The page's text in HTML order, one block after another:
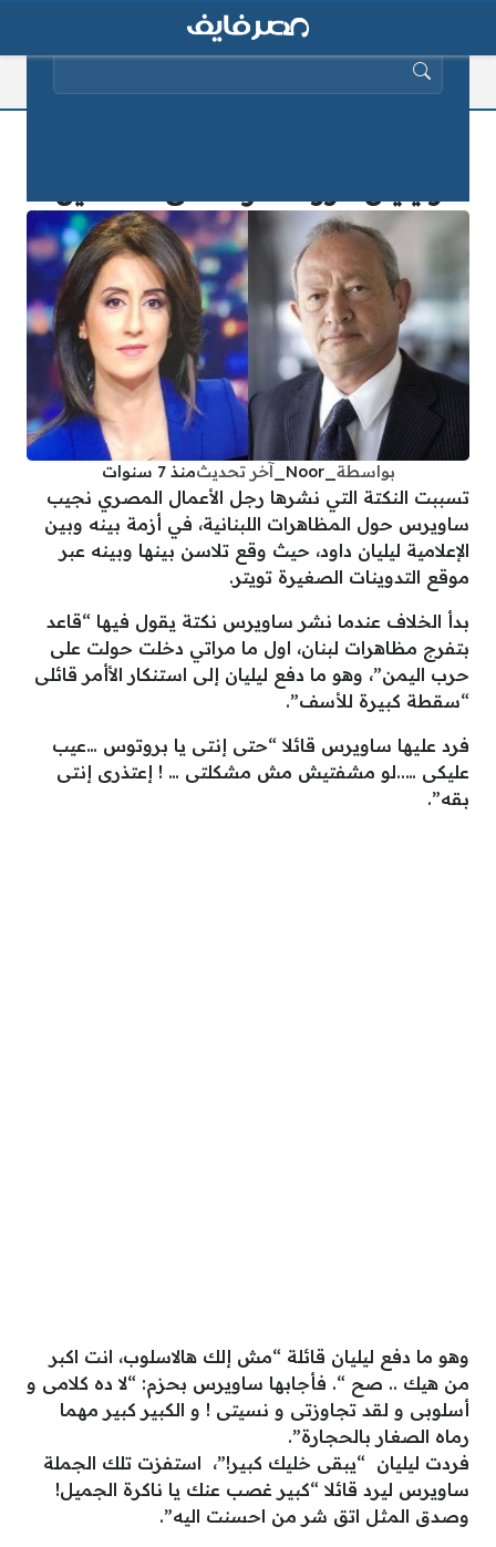
بواسطة _Noor_ آخر تحديثمنذ 7 سنوات
تسببت النكتة التي نشرها رجل الأعمال المصري نجيب
ساويرس حول المظاهرات اللبنانية، في أزمة بينه وبين
الإعلامية ليليان داود، حيث وقع تلاسن بينها وبينه عبر
موقع التدوينات الصغيرة تويتر.
بدأ الخلاف عندما نشر ساويرس نكتة يقول فيها “قاعد
بتفرج مظاهرات لبنان، اول ما مراتي دخلت حولت على
حرب اليمن”، وهو ما دفع ليليان إلى استنكار الأأمر قائلى
“سقطة كبيرة للأسف”.
فرد عليها ساويرس قائلا “حتى إنتى يا بروتوس …عيب
عليكى …..لو مشفتيش مش مشكلتى … ! إعتذرى إنتى
بقه”.
وهو ما دفع ليليان قائلة “مش إلك هالاسلوب، انت اكبر
من هيك .. صح “. فأجابها ساويرس بحزم: “‏لا ده كلامى و
أسلوبى و لقد تجاوزتى و نسيتى ! و الكبير كبير مهما
رماه الصغار بالحجارة”.
فردت ليليان “‏يبقى خليك كبير!”، استفزت تلك الجملة
ساويرس ليرد قائلا “كبير غصب عنك يا ناكرة الجميل!
وصدق المثل اتق شر من احسنت اليه”.
البحث عن: